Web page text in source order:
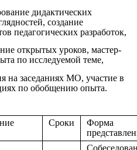
дидактических
создание
педагогических разработок,
открытых уроков, мастер-
по исследуемой теме,
на заседаниях МО, участие в
по обобщению опыта.
Сроки
Форма